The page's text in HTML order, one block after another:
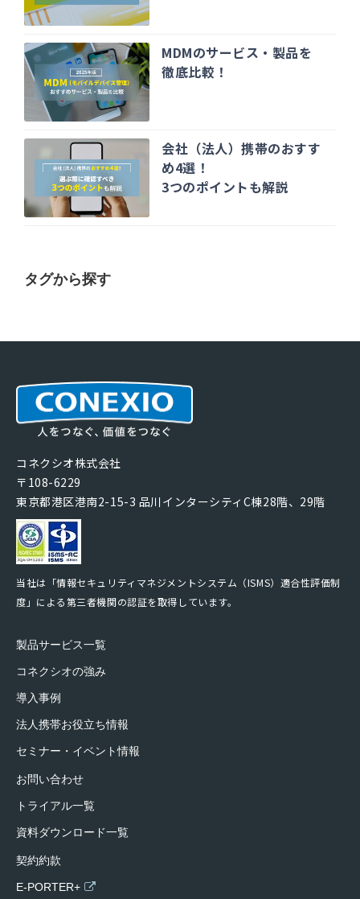
MDMのサービス・製品を
徹底比較！
会社（法人）携帯のおすす
め4選！
3つのポイントも解説
タグから探す
コネクシオ株式会社
〒108-6229
東京都港区港南2-15-3 品川インターシティC棟28階、29階
当社は「情報セキュリティマネジメントシステム（ISMS）適合性評価制
度」による第三者機関の認証を取得しています。
製品サービス一覧
コネクシオの強み
導入事例
法人携帯お役立ち情報
セミナー・イベント情報
お問い合わせ
トライアル一覧
資料ダウンロード一覧
契約約款
E-PORTER+